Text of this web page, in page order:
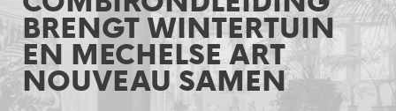
BRENGT WINTERTUIN
EN MECHELSE ART
NOUVEAU SAMEN